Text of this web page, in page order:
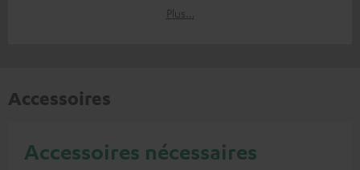
Plus…
Accessoires
Accessoires nécessaires